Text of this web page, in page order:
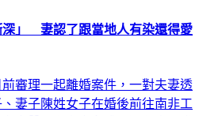
深」 妻認了跟當地人有染還得愛
審理一起離婚案件，一對夫妻透
妻子陳姓女子在婚後前往南非工